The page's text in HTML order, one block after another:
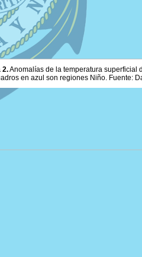
2.Anomalías de la temperatura superficial
en azul son regiones Niño. Fuente: